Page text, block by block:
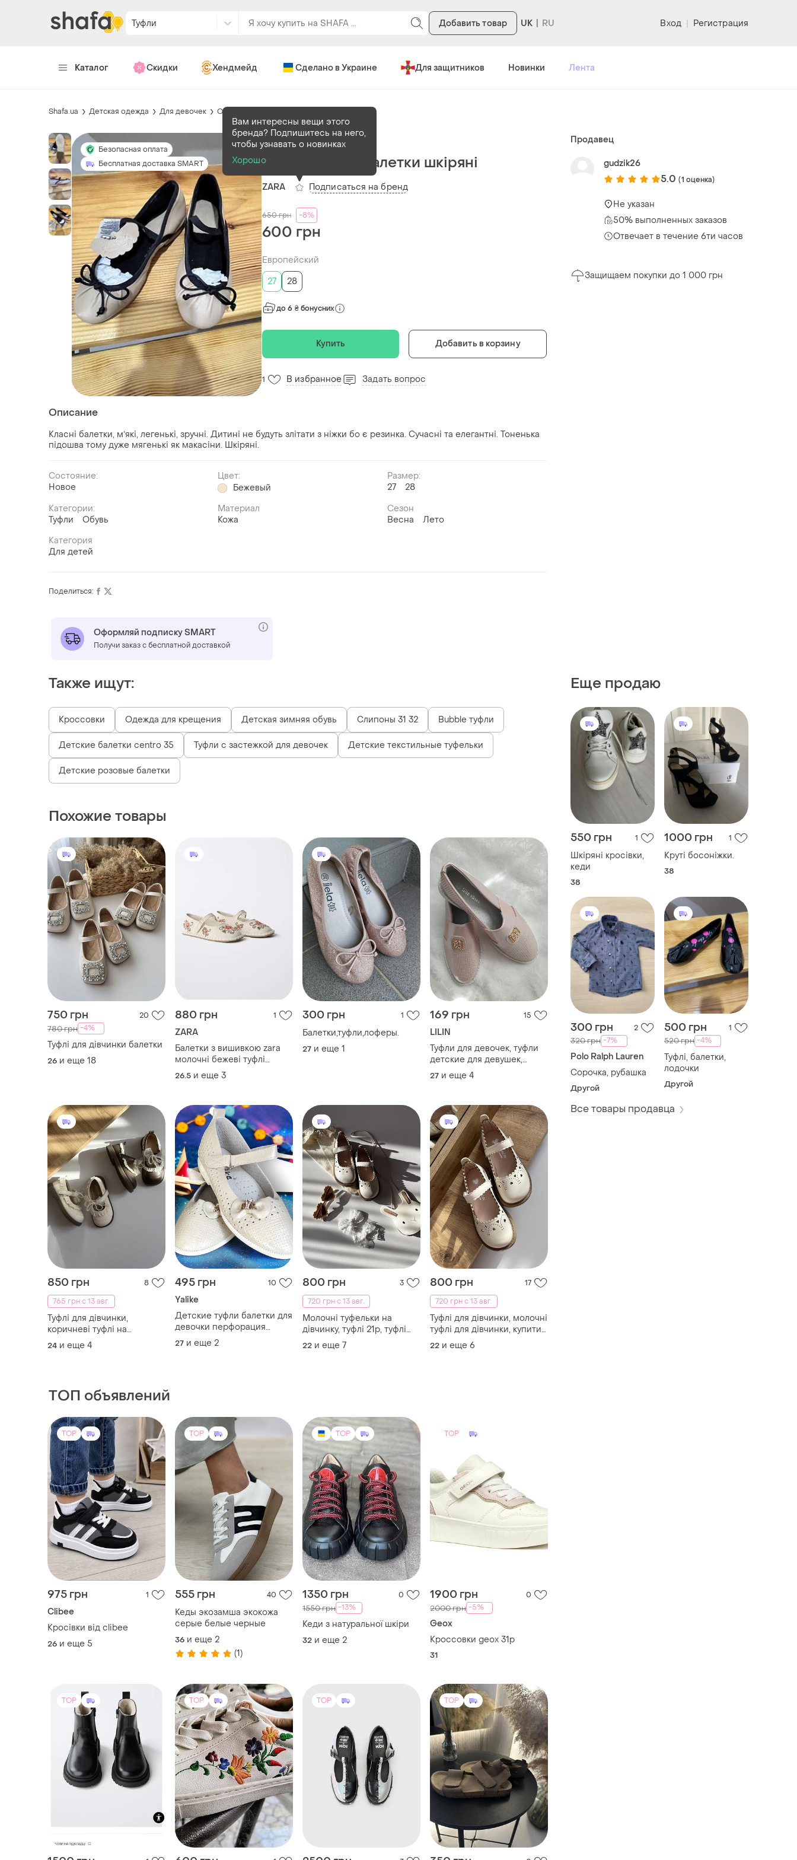
Туфли Добавить товар UK Вход | Регистрация
Каталог Скидки Хендмейд Сделано в Украине Для защитников Новинки Лента
Shafa.ua Детская одежда Для девочек Обувь
Безопасная оплата
Бесплатная доставка SMART
В наличии1 шт
Туфлі, мешти, балетки шкіряні
ZARA
Вам интересны вещи этого
бренда? Подпишитесь на него,
чтобы узнавать о новинках
Хорошо
Подписаться на бренд
650грн -8%
600 грн
Европейский
27
28
до 6 ₴ бонусних
Купить Добавить в корзину
1 В избранное Задать вопрос
Описание
Класні балетки, мʼякі, легенькі, зручні. Дитині не будуть злітати з ніжки бо є резинка. Сучасні та елегантні. Тоненька
підошва тому дуже мягенькі як макасіни. Шкіряні.
Состояние:
Новое
Цвет:
Бежевый
Размер:
27
28
Категории:
Туфли
Обувь
Материал
Кожа
Сезон
Весна
Лето
Категория
Для детей
Продавец
gudzik26
5.0 (1 оценка)
Не указан
50% выполненных заказов
Отвечает в течение 6ти часов
Защищаем покупки до 1 000 грн
Еще продаю
550 грн 1
Шкіряні кросівки,
кеди
38
1000 грн 1
Круті босоніжки.
38
300 грн 2
320 грн -7%
Polo Ralph Lauren
Сорочка, рубашка
Другой
500 грн 1
520 грн -4%
Туфлі, балетки,
лодочки
Другой
Все товары продавца
Поделиться:
Оформляй подписку SMART
Получи заказ с бесплатной доставкой
Также ищут:
Кроссовки Одежда для крещения Детская зимняя обувь Слипоны 31 32 Bubble туфли
Детские балетки centro 35 Туфли с застежкой для девочек Детские текстильные туфельки
Детские розовые балетки
Похожие товары
750 грн 20
780 грн -4%
Туфлі для дівчинки балетки
26 и еще 18
880 грн 1
ZARA
Балетки з вишивкою zara
молочні бежеві туфлі
взуття на дівчинку
26.5 и еще 3
300 грн 1
Балетки,туфли,лоферы.
27 и еще 1
169 грн 15
LILIN
Туфли для девочек, туфли
детские для девушек,
балетки детские балетки
для девочки (27,28,29,31,32)
27 и еще 4
850 грн
8
765 грн с 13 авг.
Туфлі для дівчинки,
коричневі туфлі на
дівчинку, коричневі туфлі
на дівчинку, туфлі 26р, туфлі
24 и еще 4
495 грн 10
Yalike
Детские туфли балетки для
девочки перфорация
кожаные мягкие весна
27 и еще 2
800 грн
3
720 грн с 13 авг.
Молочні туфельки на
дівчинку, туфлі 21р, туфлі
22р, туфлі 23р, туфлі 24р,
туфлі 25р, туфлі 26р, туфлі
22 и еще 7
800 грн
17
720 грн с 13 авг.
Туфлі для дівчинки, молочні
туфлі для дівчинки, купити
нарядні туфлі для дівчинки,
туфлі 24р, туфлі 26р, туфлі
22 и еще 6
ТОП объявлений
TOP
975 грн 1
Clibee
Кросівки від clibee
26 и еще 5
TOP
555 грн 40
Кеды экозамша экокожа
серые белые черные
36 и еще 2
(1)
TOP
1350 грн 0
1550 грн -13%
Кеди з натуральної шкіри
32 и еще 2
TOP
1900 грн 0
2000 грн -5%
Geox
Кроссовки geox 31р
31
TOP TOP TOP TOP